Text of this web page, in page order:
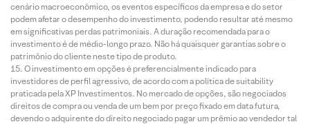
cenário macroeconômico, os eventos específicos da empresa e do setor
podem afetar o desempenho do investimento, podendo resultar até mesmo
em significativas perdas patrimoniais. A duração recomendada para o
investimento é de médio-longo prazo. Não há quaisquer garantias sobre o
patrimônio do cliente neste tipo de produto.
O investimento em opções é preferencialmente indicado para
investidores de perfil agressivo, de acordo com a política de suitability
praticada pela XP Investimentos. No mercado de opções, são negociados
direitos de compra ou venda de um bem por preço fixado em data futura,
devendo o adquirente do direito negociado pagar um prêmio ao vendedor tal